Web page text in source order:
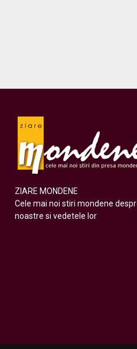
ZIARE MONDENE
Cele mai noi stiri mondene
noastre si vedetele lor